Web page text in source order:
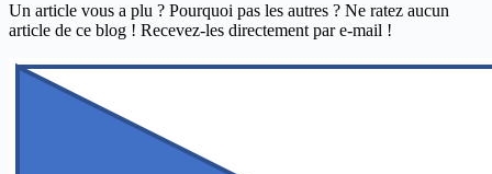
Un article vous a plu ? Pourquoi pas les autres ? Ne ratez aucun
article de ce blog ! Recevez-les directement par e-mail !